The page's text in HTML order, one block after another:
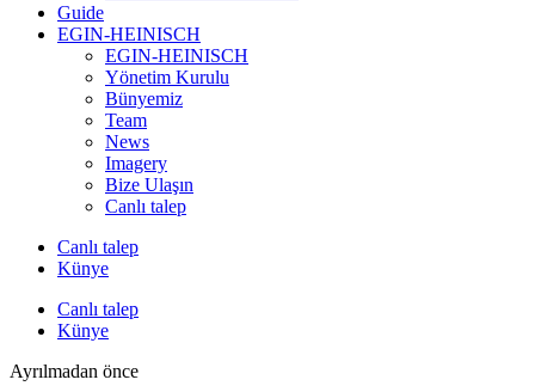
Guide
EGIN-HEINISCH
EGIN-HEINISCH
Yönetim Kurulu
Bünyemiz
Team
News
Imagery
Bize Ulaşın
Canlı talep
Canlı talep
Künye
Canlı talep
Künye
Ayrılmadan önce